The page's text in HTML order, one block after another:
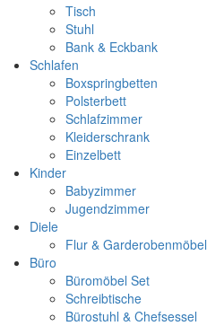
Tisch
Stuhl
Bank & Eckbank
Schlafen
Boxspringbetten
Polsterbett
Schlafzimmer
Kleiderschrank
Einzelbett
Kinder
Babyzimmer
Jugendzimmer
Diele
Flur & Garderobenmöbel
Büro
Büromöbel Set
Schreibtische
Bürostuhl & Chefsessel